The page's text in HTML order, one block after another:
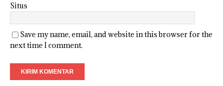
Situs
Save my name, email, and website in this browser for the
next time I comment.